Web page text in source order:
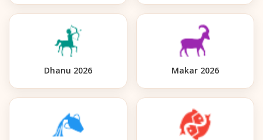
Dhanu 2026 Makar 2026